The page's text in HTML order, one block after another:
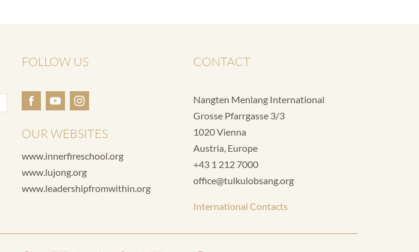
FOLLOW US
OUR WEBSITES
www.innerfireschool.org
www.lujong.org
www.leadershipfromwithin.org
CONTACT
Nangten Menlang International
Grosse Pfarrgasse 3/3
1020 Vienna
Austria, Europe
+43 1 212 7000
office@tulkulobsang.org
International Contacts